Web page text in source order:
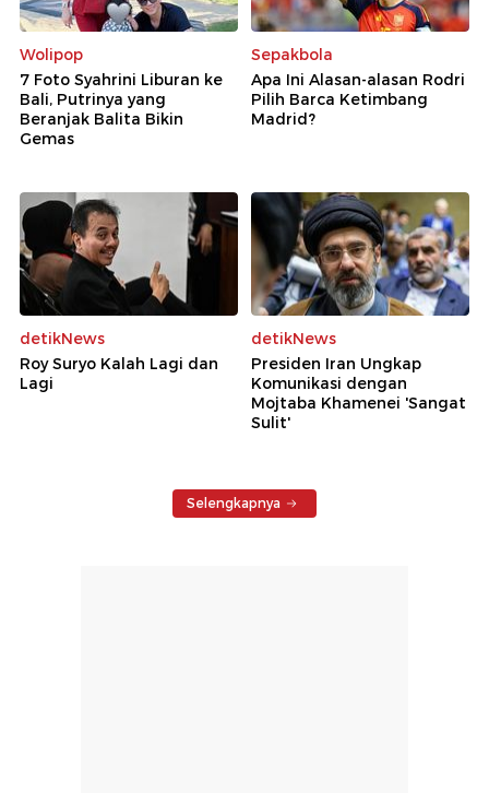
Wolipop
7 Foto Syahrini Liburan ke
Bali, Putrinya yang
Beranjak Balita Bikin
Gemas
Sepakbola
Apa Ini Alasan-alasan Rodri
Pilih Barca Ketimbang
Madrid?
detikNews
Roy Suryo Kalah Lagi dan
Lagi
detikNews
Presiden Iran Ungkap
Komunikasi dengan
Mojtaba Khamenei 'Sangat
Sulit'
Selengkapnya